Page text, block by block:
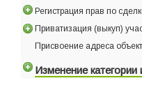
Регистрация прав по
Приватизация (выкуп)
Присвоение адреса
Изменение